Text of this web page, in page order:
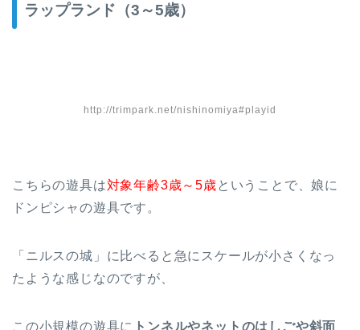
ラップランド（3～5歳）
http://trimpark.net/nishinomiya#playid
こちらの遊具は対象年齢3歳～5歳 ということで、娘に
ドンピシャの遊具です。
「ニルスの城」に比べると急にスケールが小さくなっ
たような感じなのですが、
この小規模の遊具に トンネルやネットのはしごや斜面